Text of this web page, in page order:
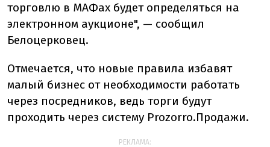
торговлю в МАФах будет определяться на
электронном аукционе", — сообщил
Белоцерковец.
Отмечается, что новые правила избавят
малый бизнес от необходимости работать
через посредников, ведь торги будут
проходить через систему Prozorro.Продажи.
РЕКЛАМА: